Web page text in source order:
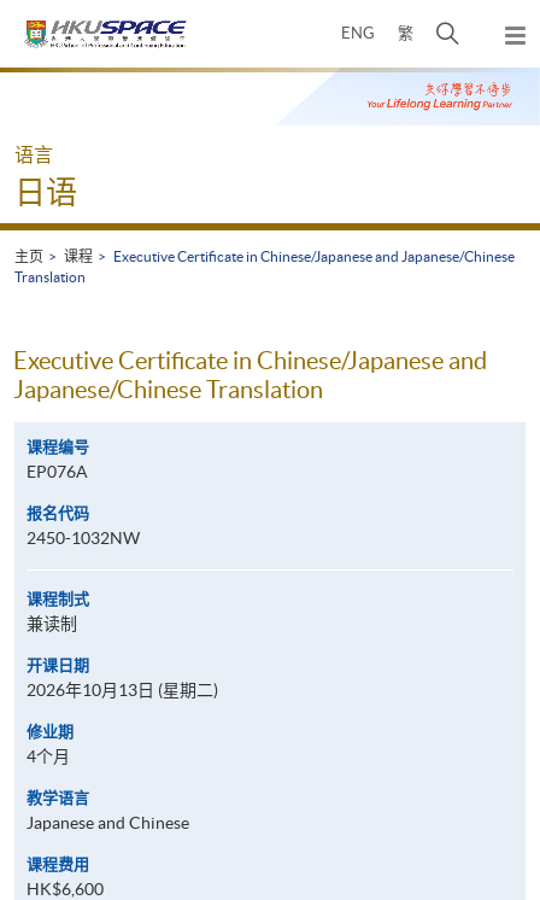
ENG 繁
开
搜
寻
弹
出
主
Main
语言
日语
主页 课程
Executive Certificate in Chinese/Japanese and Japanese/Chinese
Translation
Executive Certificate in Chinese/Japanese and
Japanese/Chinese Translation
课程编号
EP076A
报名代码
2450-1032NW
课程制式
兼读制
开课日期
2026年10月13日 (星期二)
修业期
4个月
教学语言
Japanese and Chinese
课程费用
HK$6,600